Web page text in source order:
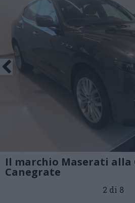
Il marchio Maserati alla
Canegrate
2 di 8